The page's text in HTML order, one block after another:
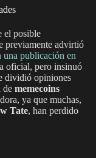
el posible
previamente advirtió
una publicación en
oficial, pero insinuó
dividió opiniones
de memecoins
ya que muchas,
Tate, han perdido